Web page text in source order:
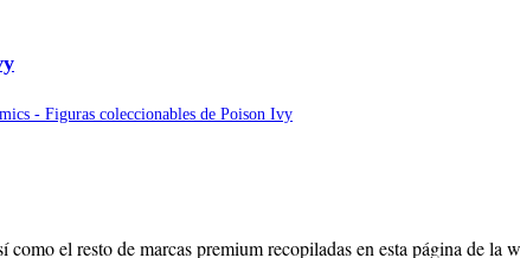
el resto de marcas premium recopiladas en esta página de